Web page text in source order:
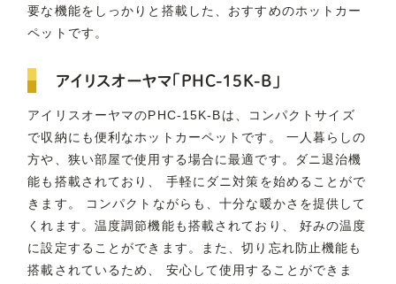
要な機能をしっかりと搭載した、おすすめのホットカー
ペットです。
アイリスオーヤマ「PHC-15K-B」
アイリスオーヤマのPHC-15K-Bは、コンパクトサイズ
で収納にも便利なホットカーペットです。 一人暮らしの
方や、狭い部屋で使用する場合に最適です。ダニ退治機
能も搭載されており、 手軽にダニ対策を始めることがで
きます。 コンパクトながらも、十分な暖かさを提供して
くれます。温度調節機能も搭載されており、 好みの温度
に設定することができます。また、切り忘れ防止機能も
搭載されているため、 安心して使用することができま